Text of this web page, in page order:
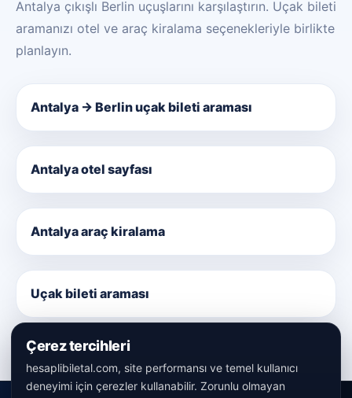
Antalya çıkışlı Berlin uçuşlarını karşılaştırın. Uçak bileti
aramanızı otel ve araç kiralama seçenekleriyle birlikte
planlayın.
Antalya → Berlin uçak bileti araması
Antalya otel sayfası
Antalya araç kiralama
Uçak bileti araması
Çerez tercihleri
hesaplibiletal.com, site performansı ve temel kullanıcı
deneyimi için çerezler kullanabilir. Zorunlu olmayan